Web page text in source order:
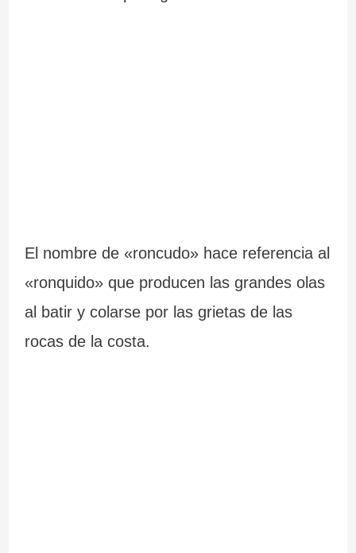
El nombre de «roncudo» hace referencia al
«ronquido» que producen las grandes olas
al batir y colarse por las grietas de las
rocas de la costa.